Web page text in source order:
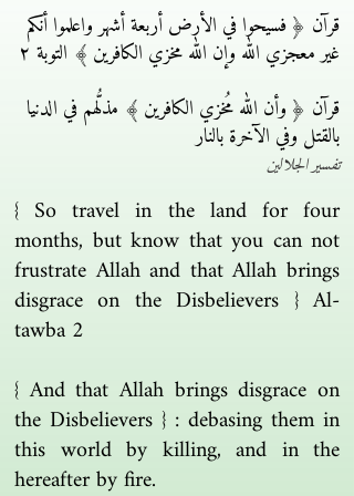
قرآن ﴿ فسيحوا في الأرض أربعة أشهر واعلموا أنكم
غير معجزي الله وإن الله مخزي الكافرين ﴾ التوبة ٢
قرآن ﴿ وأن الله مُخزي الكافرين ﴾ مذلُّهم في الدنيا
بالقتل وفي الآخرة بالنار
تفسير الجلالين
{ So travel in the land for four
months, but know that you can not
frustrate Allah and that Allah brings
disgrace on the Disbelievers } Al-
tawba 2
{ And that Allah brings disgrace on
the Disbelievers } : debasing them in
this world by killing, and in the
hereafter by fire.